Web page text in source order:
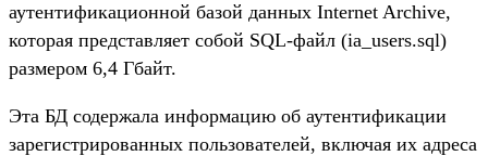
аутен­тифика­цион­ной базой дан­ных Internet Archive,
которая пред­став­ляет собой SQL-файл (ia_users.sql)
раз­мером 6,4 Гбайт.
Эта БД содер­жала информа­цию об аутен­тифика­ции
зарегис­три­рован­ных поль­зовате­лей, вклю­чая их адре­са